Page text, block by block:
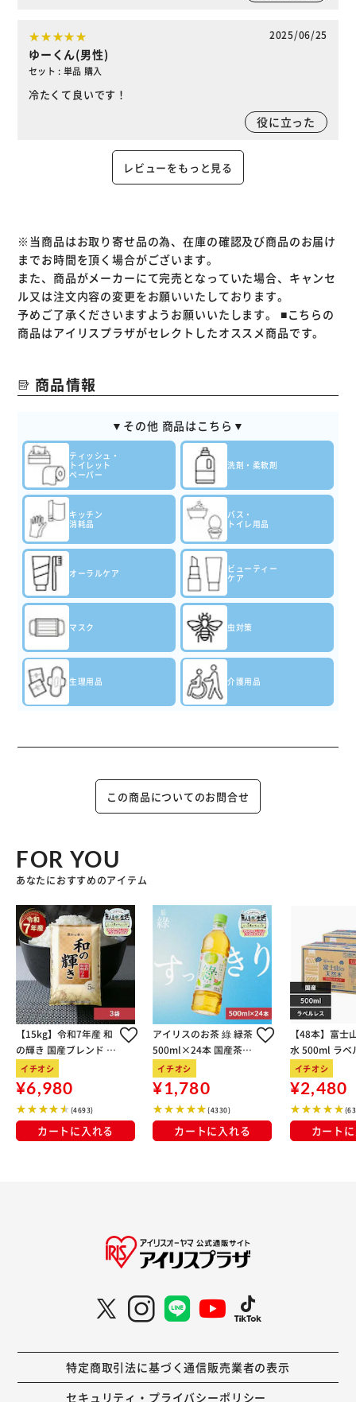
2025/06/25
ゆーくん(男性)
セット : 単品 購入
冷たくて良いです！
役に立った
レビューをもっと見る
※当商品はお取り寄せ品の為、在庫の確認及び商品のお届け
までお時間を頂く場合がございます。
また、商品がメーカーにて完売となっていた場合、キャンセ
ル又は注文内容の変更をお願いいたしております。
予めご了承くださいますようお願いいたします。 ■こちらの
商品はアイリスプラザがセレクトしたオススメ商品です。
商品情報
▼その他 商品はこちら▼
ティッシュ・
トイレット
ペーパー
洗剤・柔軟剤
キッチン
消耗品
バス・
トイレ用品
オーラルケア
ビューティー
ケア
マスク 虫対策
生理用品 介護用品
この商品についてのお問合せ
FOR YOU
あなたにおすすめのアイテム
【15kg】令和7年産 和
の輝き 国産ブレンド 5
kg×3袋
イチオシ
¥6,980
(4693)
カートに入れる
アイリスのお茶 綠 緑茶
500ml×24本 国産茶葉
100％使用
イチオシ
¥1,780
(4330)
カートに入れる
【48本】富士
水 500ml ラベ
イチオシ
¥2,480
カート
特定商取引法に基づく通信販売業者の表示
セキュリティ・プライバシーポリシー